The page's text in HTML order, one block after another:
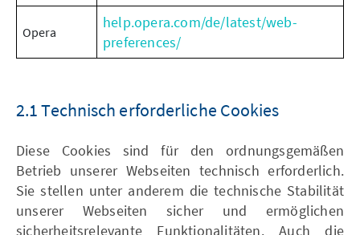
Opera
help.opera.com/de/latest/web-
preferences/
2.1 Technisch erforderliche Cookies
Diese Cookies sind für den ordnungsgemäßen
Betrieb unserer Webseiten technisch erforderlich.
Sie stellen unter anderem die technische Stabilität
unserer Webseiten sicher und ermöglichen
sicherheitsrelevante Funktionalitäten. Auch die